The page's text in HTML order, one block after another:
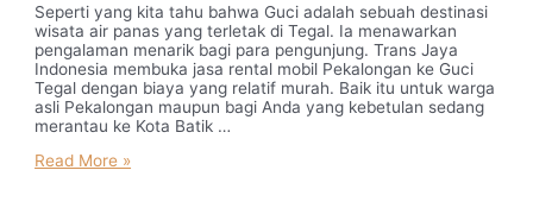
Seperti yang kita tahu bahwa Guci adalah sebuah destinasi
wisata air panas yang terletak di Tegal. Ia menawarkan
pengalaman menarik bagi para pengunjung. Trans Jaya
Indonesia membuka jasa rental mobil Pekalongan ke Guci
Tegal dengan biaya yang relatif murah. Baik itu untuk warga
asli Pekalongan maupun bagi Anda yang kebetulan sedang
merantau ke Kota Batik …
Rental
Read More »